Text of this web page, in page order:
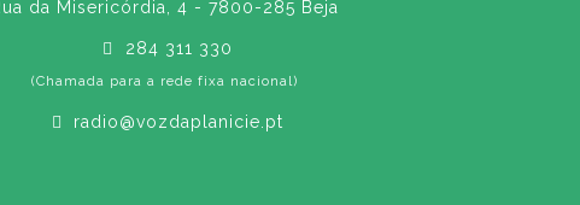
da Misericórdia, 4 - 7800-285 Beja
284 311 330
(Chamada para a rede fixa nacional)
radio@vozdaplanicie.pt